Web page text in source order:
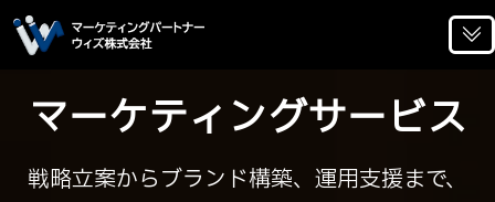
マーケティングサービス
戦略立案からブランド構築、運用支援まで、